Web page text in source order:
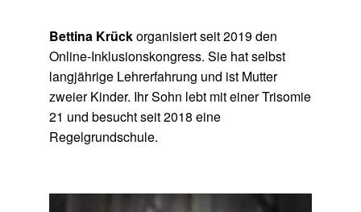
Bettina Krückorganisiert seit 2019 den
Online-Inklusionskongress. Sie hat selbst
langjährige Lehrerfahrung und ist Mutter
zweier Kinder. Ihr Sohn lebt mit einer Trisomie
21 und besucht seit 2018 eine
Regelgrundschule.